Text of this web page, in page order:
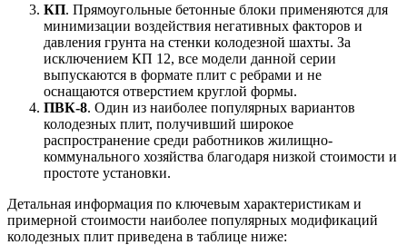
КП. Прямоугольные бетонные блоки применяются для
минимизации воздействия негативных факторов и
давления грунта на стенки колодезной шахты. За
исключением КП 12, все модели данной серии
выпускаются в формате плит с ребрами и не
оснащаются отверстием круглой формы.
ПВК-8. Один из наиболее популярных вариантов
колодезных плит, получивший широкое
распространение среди работников жилищно-
коммунального хозяйства благодаря низкой стоимости и
простоте установки.
Детальная информация по ключевым характеристикам и
примерной стоимости наиболее популярных модификаций
колодезных плит приведена в таблице ниже: